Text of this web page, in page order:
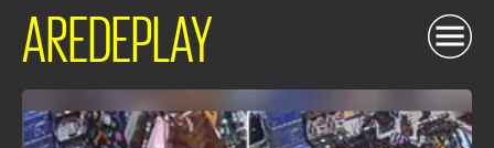
AREDEPLAY